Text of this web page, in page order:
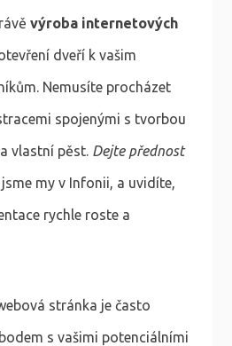
výroba internetových
dveří k vašim
Nemusíte procházet
spojenými s tvorbou
vlastní pěst. Dejte přednost
my v Infonii, a uvidíte,
rychle roste a
stránka je často
s vašimi potenciálními